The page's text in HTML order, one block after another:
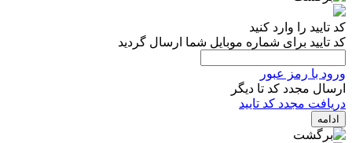
کد تایید را وارد کنید
کد تایید برای شماره موبایل شما ارسال گردید
ورود با رمز عبور
ارسال مجدد کد تا دیگر
دریافت مجدد کد تایید
ادامه